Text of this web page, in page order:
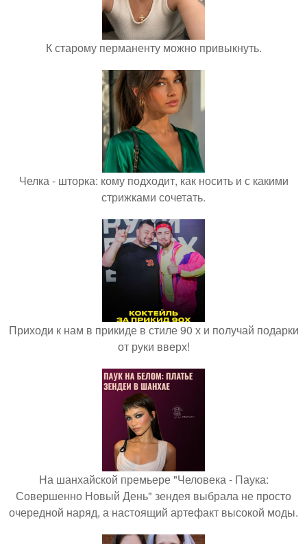
К старому перманенту можно привыкнуть.
Челка - шторка: кому подходит, как носить и с какими
стрижками сочетать.
Приходи к нам в прикиде в стиле 90 х и получай подарки
от руки вверх!
На шанхайской премьере "Человека - Паука:
Совершенно Новый День" зендея выбрала не просто
очередной наряд, а настоящий артефакт высокой моды.